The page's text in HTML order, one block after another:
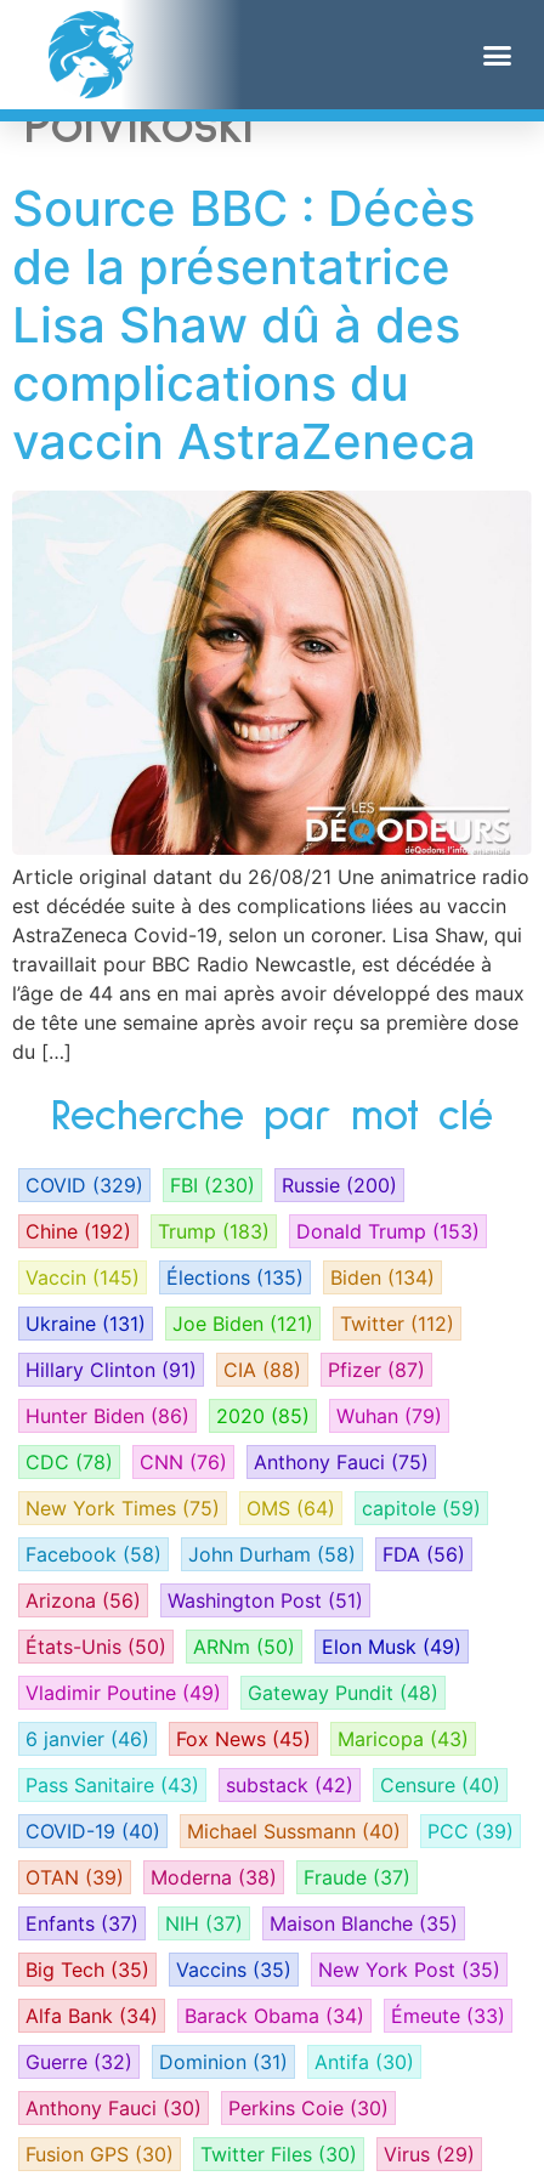
Étiquette :
Polvikoski
Source BBC : Décès
de la présentatrice
Lisa Shaw dû à des
complications du
vaccin AstraZeneca
Article original datant du 26/08/21 Une animatrice radio
est décédée suite à des complications liées au vaccin
AstraZeneca Covid-19, selon un coroner. Lisa Shaw, qui
travaillait pour BBC Radio Newcastle, est décédée à
l’âge de 44 ans en mai après avoir développé des maux
de tête une semaine après avoir reçu sa première dose
du […]
Recherche par mot clé
COVID (329) FBI (230) Russie (200)
Chine (192) Trump (183) Donald Trump (153)
Vaccin (145) Élections (135) Biden (134)
Ukraine (131) Joe Biden (121) Twitter (112)
Hillary Clinton (91) CIA (88) Pfizer (87)
Hunter Biden (86) 2020 (85) Wuhan (79)
CDC (78) CNN (76) Anthony Fauci (75)
New York Times (75) OMS (64) capitole (59)
Facebook (58) John Durham (58) FDA (56)
Arizona (56) Washington Post (51)
États-Unis (50) ARNm (50) Elon Musk (49)
Vladimir Poutine (49) Gateway Pundit (48)
6 janvier (46) Fox News (45) Maricopa (43)
Pass Sanitaire (43) substack (42) Censure (40)
COVID-19 (40) Michael Sussmann (40) PCC (39)
OTAN (39) Moderna (38) Fraude (37)
Enfants (37) NIH (37) Maison Blanche (35)
Big Tech (35) Vaccins (35) New York Post (35)
Alfa Bank (34) Barack Obama (34) Émeute (33)
Guerre (32) Dominion (31) Antifa (30)
Anthony Fauci (30) Perkins Coie (30)
Fusion GPS (30) Twitter Files (30) Virus (29)